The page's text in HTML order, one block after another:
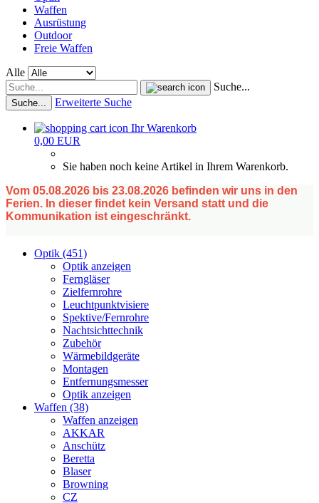
Waffen
Ausrüstung
Outdoor
Freie Waffen
Alle
Suche...
Suche... Erweiterte Suche
Ihr Warenkorb
0,00 EUR
Sie haben noch keine Artikel in Ihrem Warenkorb.
Vom 05.08.2026 bis 23.08.2026 befinden wir uns in den
Ferien. In dieser findet kein Versand statt und die
Kommunikation ist eingeschränkt.
Optik (451)
Optik anzeigen
Ferngläser
Zielfernrohre
Leuchtpunktvisiere
Spektive/Fernrohre
Nachtsichttechnik
Zubehör
Wärmebildgeräte
Montagen
Entfernungsmesser
Optik anzeigen
Waffen (38)
Waffen anzeigen
AKKAR
Anschütz
Beretta
Blaser
Browning
CZ